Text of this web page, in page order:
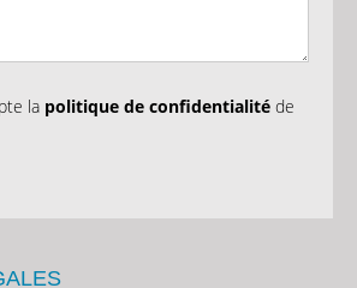
la politique de confidentialité de